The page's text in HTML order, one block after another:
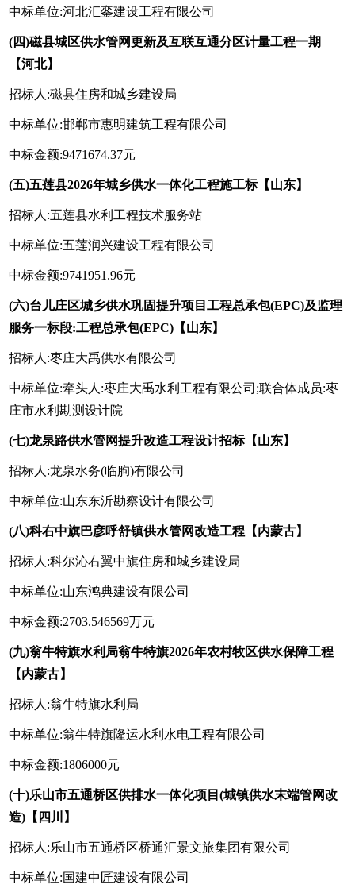
中标单位:河北汇銮建设工程有限公司
(四)磁县城区供水管网更新及互联互通分区计量工程一期
【河北】
招标人:磁县住房和城乡建设局
中标单位:邯郸市惠明建筑工程有限公司
中标金额:9471674.37元
(五)五莲县2026年城乡供水一体化工程施工标【山东】
招标人:五莲县水利工程技术服务站
中标单位:五莲润兴建设工程有限公司
中标金额:9741951.96元
(六)台儿庄区城乡供水巩固提升项目工程总承包(EPC)及监理
服务一标段:工程总承包(EPC)【山东】
招标人:枣庄大禹供水有限公司
中标单位:牵头人:枣庄大禹水利工程有限公司;联合体成员:枣
庄市水利勘测设计院
(七)龙泉路供水管网提升改造工程设计招标【山东】
招标人:龙泉水务(临朐)有限公司
中标单位:山东东沂勘察设计有限公司
(八)科右中旗巴彦呼舒镇供水管网改造工程【内蒙古】
招标人:科尔沁右翼中旗住房和城乡建设局
中标单位:山东鸿典建设有限公司
中标金额:2703.546569万元
(九)翁牛特旗水利局翁牛特旗2026年农村牧区供水保障工程
【内蒙古】
招标人:翁牛特旗水利局
中标单位:翁牛特旗隆运水利水电工程有限公司
中标金额:1806000元
(十)乐山市五通桥区供排水一体化项目(城镇供水末端管网改
造)【四川】
招标人:乐山市五通桥区桥通汇景文旅集团有限公司
中标单位:国建中匠建设有限公司